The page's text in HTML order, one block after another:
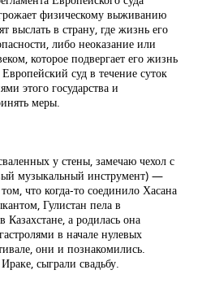
физическому выживанию
выслать в страну, где жизнь его
либо неоказание или
которое подвергает его жизнь
суд в течение суток
этого государства и
меры.
у стены, замечаю чехол с
музыкальный инструмент) —
что когда-то соединило Хасана
Гулистан пела в
а родилась она
в начале нулевых
они и познакомились.
сыграли свадьбу.